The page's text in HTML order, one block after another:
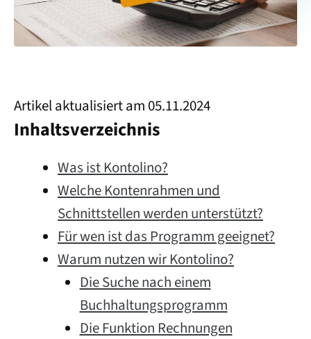
Artikel aktualisiert am 05.11.2024
Inhaltsverzeichnis
Was ist Kontolino?
Welche Kontenrahmen und
Schnittstellen werden unterstützt?
Für wen ist das Programm geeignet?
Warum nutzen wir Kontolino?
Die Suche nach einem
Buchhaltungsprogramm
Die Funktion Rechnungen